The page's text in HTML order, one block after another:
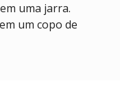
uma jarra.
um copo de